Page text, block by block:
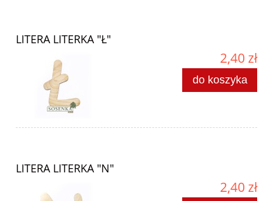
LITERA LITERKA "Ł"
2,40 zł
do koszyka
LITERA LITERKA "N"
2,40 zł